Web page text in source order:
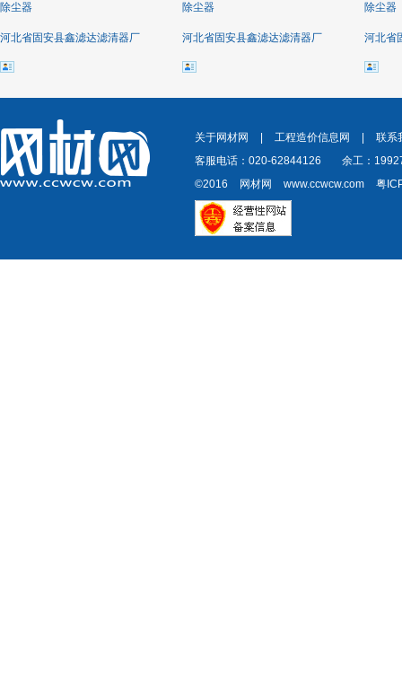
除尘器
河北省固安县鑫滤达滤清器厂
除尘器
河北省固安县鑫滤达滤清器厂
除尘器
河北省
关于网材网 工程造价信息网
联系
客服电话：020-62844126
余工：
©2016
网材网 www.ccwcw.com 粤